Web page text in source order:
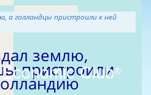
Club®
а голландцы пристроили к ней
землю,
пристроили